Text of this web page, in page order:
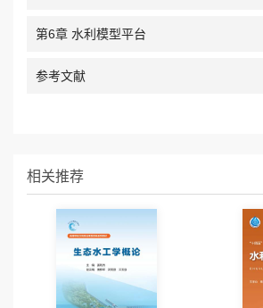
第6章 水利模型平台
参考文献
相关推荐